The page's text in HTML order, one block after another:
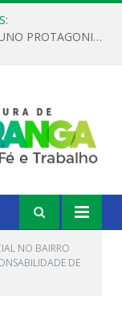
REGULAMENTO OFICIAL DO PRÊMIO ALUNO PROTAGONISTA – EDIÇÃO 2026
NO BAIRRO
DE